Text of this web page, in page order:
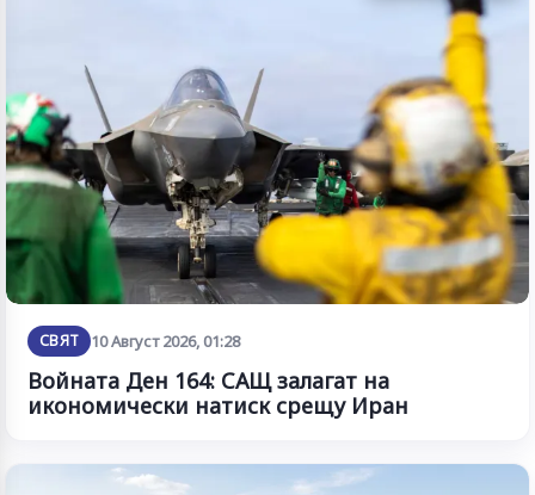
СВЯТ 10 Август 2026, 01:28
Войната Ден 164: САЩ залагат на
икономически натиск срещу Иран